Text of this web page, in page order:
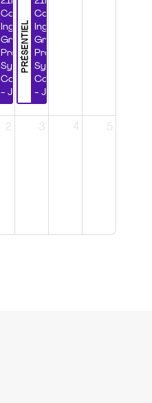
Congrès
Ingénierie
Grands
Projets et
Systèmes
Complexes
- Jour 1
PRÉSENTIEL
Congrès
Ingénierie
Grands
Projets et
Systèmes
Complexes
- Jour 2
2 3 4 5